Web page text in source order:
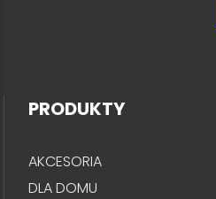
PRODUKTY
AKCESORIA
DLA DOMU